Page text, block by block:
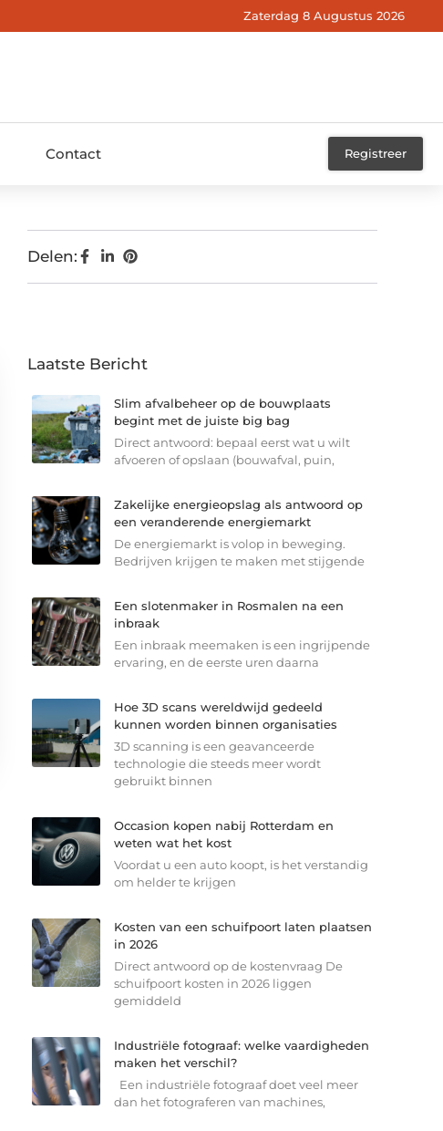
Zaterdag 8 Augustus 2026
Contact Registreer
Delen:
Laatste Bericht
Slim afvalbeheer op de bouwplaats
begint met de juiste big bag
Direct antwoord: bepaal eerst wat u wilt
afvoeren of opslaan (bouwafval, puin,
Zakelijke energieopslag als antwoord op
een veranderende energiemarkt
De energiemarkt is volop in beweging.
Bedrijven krijgen te maken met stijgende
Een slotenmaker in Rosmalen na een
inbraak
Een inbraak meemaken is een ingrijpende
ervaring, en de eerste uren daarna
Hoe 3D scans wereldwijd gedeeld
kunnen worden binnen organisaties
3D scanning is een geavanceerde
technologie die steeds meer wordt
gebruikt binnen
Occasion kopen nabij Rotterdam en
weten wat het kost
Voordat u een auto koopt, is het verstandig
om helder te krijgen
Kosten van een schuifpoort laten plaatsen
in 2026
Direct antwoord op de kostenvraag De
schuifpoort kosten in 2026 liggen
gemiddeld
Industriële fotograaf: welke vaardigheden
maken het verschil?
Een industriële fotograaf doet veel meer
dan het fotograferen van machines,